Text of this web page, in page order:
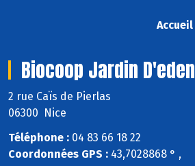
Accueil
Biocoop Jardin D'eden
2 rue Caïs de Pierlas
06300 Nice
Téléphone : 04 83 66 18 22
Coordonnées GPS : 43,7028868 ° ,